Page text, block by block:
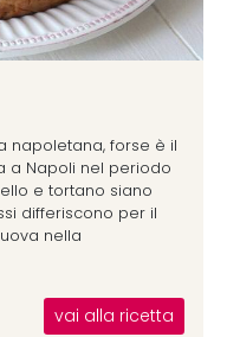
napoletana, forse è il
a Napoli nel periodo
e tortano siano
differiscono per il
nella
vai alla ricetta